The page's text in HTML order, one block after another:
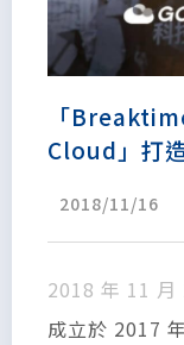
「
Cloud」打
2018/11/16
2018 年 11 月
成立於 2017